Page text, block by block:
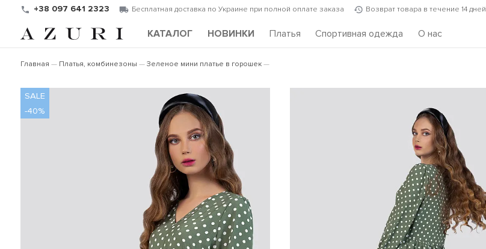
+38 097 641 2323 Бесплатная доставка по Украине при полной оплате заказа Возврат товара в течение 14 дней
КАТАЛОГ НОВИНКИ Платья Спортивная одежда О нас
Главная Платья, комбинезоны Зеленое мини платье в горошек